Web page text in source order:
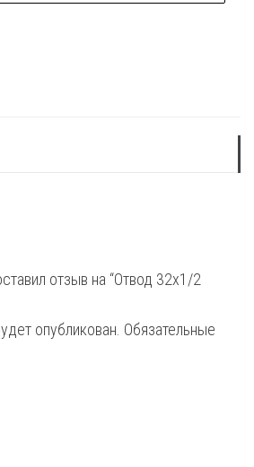
отзыв на “Отвод 32х1/2
опубликован. Обязательные